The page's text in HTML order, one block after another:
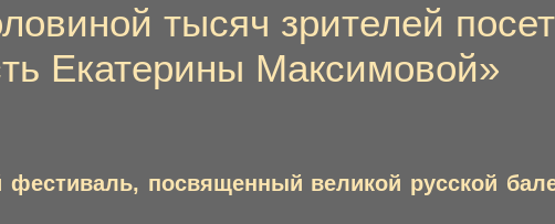
тысяч зрителей
Екатерины Максимовой»
посвященный великой русской